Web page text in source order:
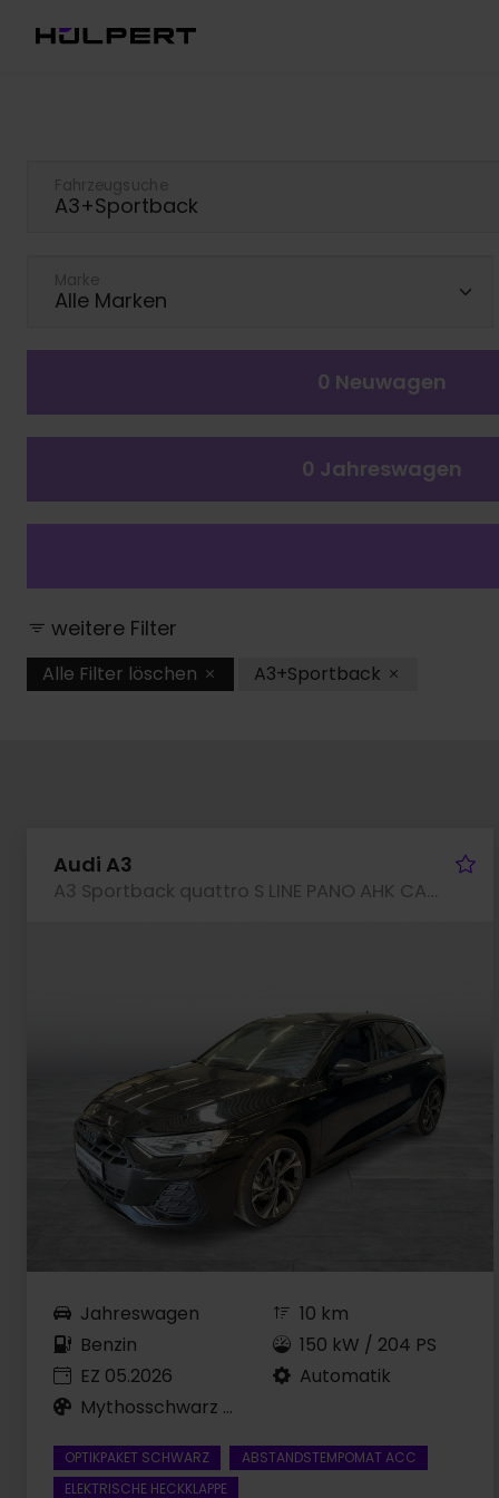
Fahrzeugsuche
Marke
0 Neuwagen
0 Jahreswagen
weitere Filter
Alle Filter löschen A3+Sportback
Audi A3
A3 Sportback quattro S LINE PANO AHK CAM LM18
Jahreswagen
Benzin
EZ 05.2026
Mythosschwarz Metallic
10 km
150 kW / 204 PS
Automatik
OPTIKPAKET SCHWARZ
ABSTANDSTEMPOMAT ACC
ELEKTRISCHE HECKKLAPPE